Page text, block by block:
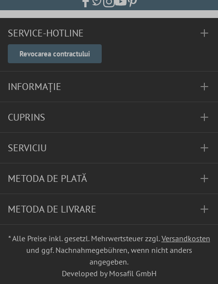
SERVICE-HOTLINE
Revocarea contractului
INFORMAȚIE
CUPRINS
SERVICIU
METODA DE PLATĂ
METODA DE LIVRARE
* Alle Preise inkl. gesetzl. Mehrwertsteuer zzgl.Versandkosten
und ggf. Nachnahmegebühren, wenn nicht anders
angegeben.
Developed by Mosafil GmbH